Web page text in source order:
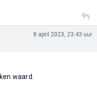
8 april 2023, 23:43 uur
waard.